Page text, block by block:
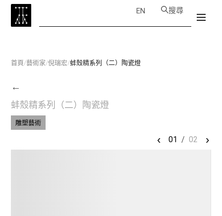
EN 搜尋
首頁/藝術家/倪瑞宏/蚌殼精系列（二）陶瓷燈
←
蚌殼精系列（二）陶瓷燈
雕塑藝術
‹ 01 / 02 ›